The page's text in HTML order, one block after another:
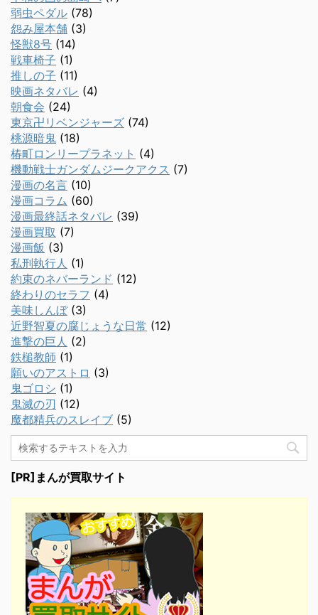
弱虫ペダル (78)
怨み屋本舗 (3)
怪獣8号 (14)
戦車椅子 (1)
推しの子 (11)
映画ネタバレ (4)
朝食会 (24)
東京卍リベンジャーズ (74)
桃源暗鬼 (18)
椿町ロンリープラネット (4)
機動戦士ガンダムジークアクス (7)
漫画の名言 (10)
漫画コラム (60)
漫画最終話ネタバレ (39)
漫画買取 (7)
漫画飯 (3)
私刑執行人 (1)
約束のネバーランド (12)
終わりのセラフ (4)
美味しんぼ(3)
近野智夏の腐じょうな日常 (12)
進撃の巨人 (2)
鉄槌教師 (1)
願いのアストロ (3)
鬼ゴロシ (1)
鬼滅の刃 (12)
魔都精兵のスレイブ (5)
[PR]まんが買取サイト